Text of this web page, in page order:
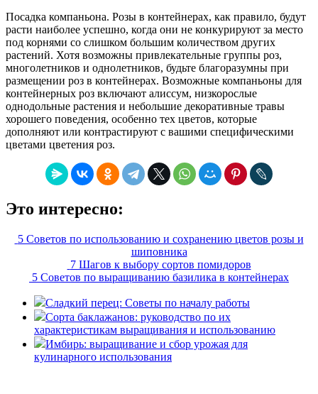
Посадка компаньона. Розы в контейнерах, как правило, будут
расти наиболее успешно, когда они не конкурируют за место
под корнями со слишком большим количеством других
растений. Хотя возможны привлекательные группы роз,
многолетников и однолетников, будьте благоразумны при
размещении роз в контейнерах. Возможные компаньоны для
контейнерных роз включают алиссум, низкорослые
однодольные растения и небольшие декоративные травы
хорошего поведения, особенно тех цветов, которые
дополняют или контрастируют с вашими специфическими
цветами цветения роз.
Это интересно:
5 Советов по использованию и сохранению цветов розы и
шиповника
7 Шагов к выбору сортов помидоров
5 Советов по выращиванию базилика в контейнерах
Сладкий перец: Советы по началу работы
Сорта баклажанов: руководство по их
характеристикам выращивания и использованию
Имбирь: выращивание и сбор урожая для
кулинарного использования